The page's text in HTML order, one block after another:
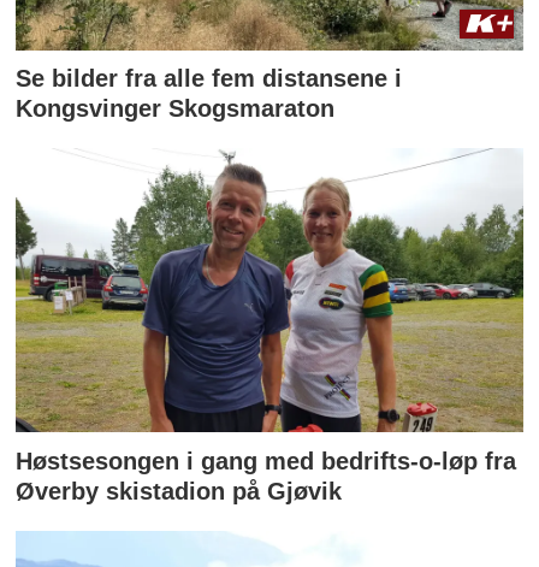
Se bilder fra alle fem distansene i
Kongsvinger Skogsmaraton
Høstsesongen i gang med bedrifts-o-løp fra
Øverby skistadion på Gjøvik